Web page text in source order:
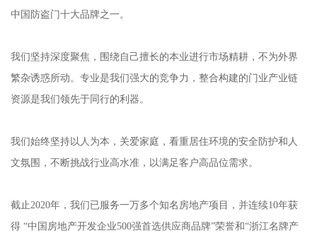
中国防盗门十大品牌之一。
我们坚持深度聚焦，围绕自己擅长的本业进行市场精耕，不为外界
繁杂诱惑所动。专业是我们强大的竞争力，整合构建的门业产业链
资源是我们领先于同行的利器。
我们始终坚持以人为本，关爱家庭，看重居住环境的安全防护和人
文氛围，不断挑战行业高水准，以满足客户高品位需求。
截止2020年，我们已服务一万多个知名房地产项目，并连续10年获
得 “中国房地产开发企业500强首选供应商品牌”荣誉和“浙江名牌产